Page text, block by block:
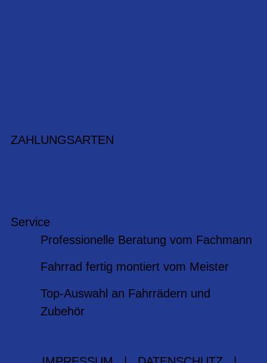
ZAHLUNGSARTEN
Service
Professionelle Beratung vom Fachmann
Fahrrad fertig montiert vom Meister
Top-Auswahl an Fahrrädern und
Zubehör